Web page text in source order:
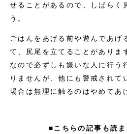
せることがあるので、しばらく
う。
ごはんをあげる前や遊んであげ
て、尻尾を立てることがありま
なので必ずしも嫌いな人に行う
りませんが、他にも警戒されて
場合は無理に触るのはやめてあ
■こちらの記事も読